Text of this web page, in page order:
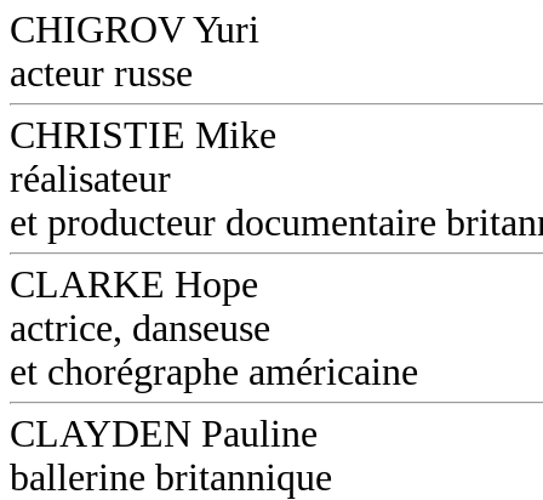
CHIGROV Yuri
acteur russe
CHRISTIE Mike
réalisateur
et producteur documentaire
CLARKE Hope
actrice, danseuse
et chorégraphe américaine
CLAYDEN Pauline
ballerine britannique